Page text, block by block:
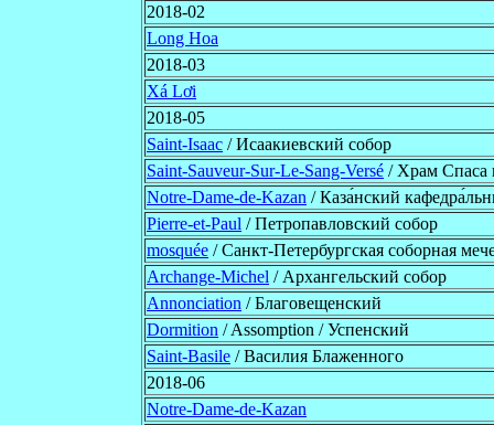
2018-02
Long Hoa
2018-03
Xá Lơi
2018-05
Saint-Isaac / Исаакиевский собор
Saint-Sauveur-Sur-Le-Sang-Versé / Храм Спаса
Notre-Dame-de-Kazan / Каза́нский
Pierre-et-Paul / Петропавловский собор
mosquée / Санкт-Петербургская соборная
Archange-Michel / Архангельский собор
Annonciation / Благовещенский
Dormition / Assomption / Успенский
Saint-Basile / Василия Блаженного
2018-06
Notre-Dame-de-Kazan